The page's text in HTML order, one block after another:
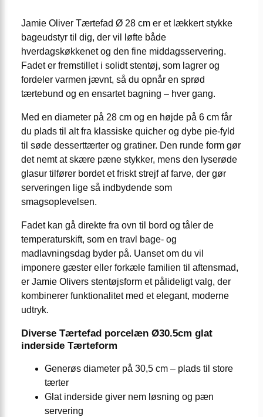
Jamie Oliver Tærtefad Ø 28 cm er et lækkert stykke
bageudstyr til dig, der vil løfte både
hverdagskøkkenet og den fine middagsservering.
Fadet er fremstillet i solidt stentøj, som lagrer og
fordeler varmen jævnt, så du opnår en sprød
tærtebund og en ensartet bagning – hver gang.
Med en diameter på 28 cm og en højde på 6 cm får
du plads til alt fra klassiske quicher og dybe pie-fyld
til søde desserttærter og gratiner. Den runde form gør
det nemt at skære pæne stykker, mens den lyserøde
glasur tilfører bordet et friskt strejf af farve, der gør
serveringen lige så indbydende som
smagsoplevelsen.
Fadet kan gå direkte fra ovn til bord og tåler de
temperaturskift, som en travl bage- og
madlavningsdag byder på. Uanset om du vil
imponere gæster eller forkæle familien til aftensmad,
er Jamie Olivers stentøjsform et pålideligt valg, der
kombinerer funktionalitet med et elegant, moderne
udtryk.
Diverse Tærtefad porcelæn Ø30.5cm glat
inderside Tærteform
Generøs diameter på 30,5 cm – plads til store
tærter
Glat inderside giver nem løsning og pæn
servering